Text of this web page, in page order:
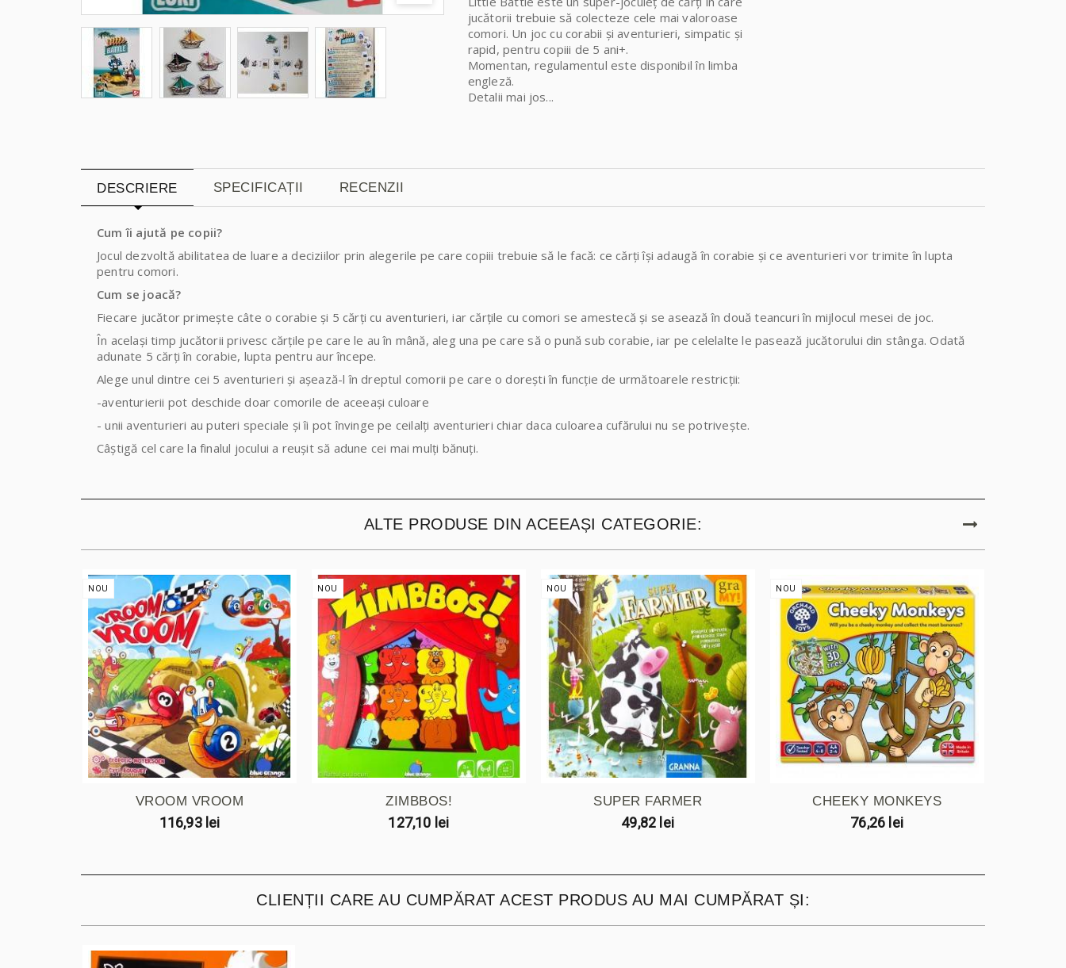
jucătorii trebuie să colecteze cele mai valoroase
comori. Un joc cu corabii și aventurieri, simpatic și
rapid, pentru copiii de 5 ani+.
Momentan, regulamentul este disponibil în limba
engleză.
Detalii mai jos...
DESCRIERE SPECIFICAȚII RECENZII
Cum îi ajută pe copii?
Jocul dezvoltă abilitatea de luare a deciziilor prin alegerile pe care copiii trebuie să le facă: ce cărți își adaugă în corabie și ce aventurieri vor trimite în lupta
pentru comori.
Cum se joacă?
Fiecare jucător primește câte o corabie și 5 cărți cu aventurieri, iar cărțile cu comori se amestecă și se asează în două teancuri în mijlocul mesei de joc.
În același timp jucătorii privesc cărțile pe care le au în mână, aleg una pe care să o pună sub corabie, iar pe celelalte le pasează jucătorului din stânga. Odată
adunate 5 cărți în corabie, lupta pentru aur începe.
Alege unul dintre cei 5 aventurieri și așează-l în dreptul comorii pe care o dorești în funcție de următoarele restricții:
-aventurierii pot deschide doar comorile de aceeași culoare
- unii aventurieri au puteri speciale și îi pot învinge pe ceilalți aventurieri chiar daca culoarea cufărului nu se potrivește.
Câștigă cel care la finalul jocului a reușit să adune cei mai mulți bănuți.
ALTE PRODUSE DIN ACEEAȘI CATEGORIE:
NOU
VROOM VROOM
116,93 lei
NOU
ZIMBBOS!
127,10 lei
NOU
SUPER FARMER
49,82 lei
NOU
CHEEKY MONKEYS
76,26 lei
CLIENȚII CARE AU CUMPĂRAT ACEST PRODUS AU MAI CUMPĂRAT ȘI: